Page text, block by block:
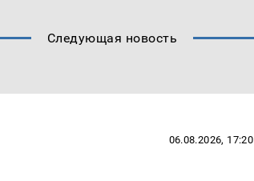
Следующая новость
06.08.2026, 17:20